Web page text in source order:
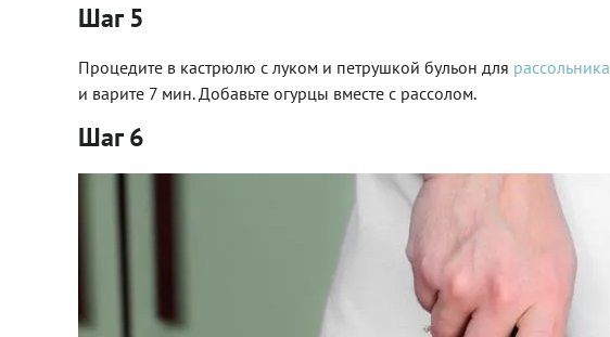
Шаг 5
Процедите в кастрюлю с луком и петрушкой бульон для рассольника
и варите 7 мин. Добавьте огурцы вместе с рассолом.
Шаг 6